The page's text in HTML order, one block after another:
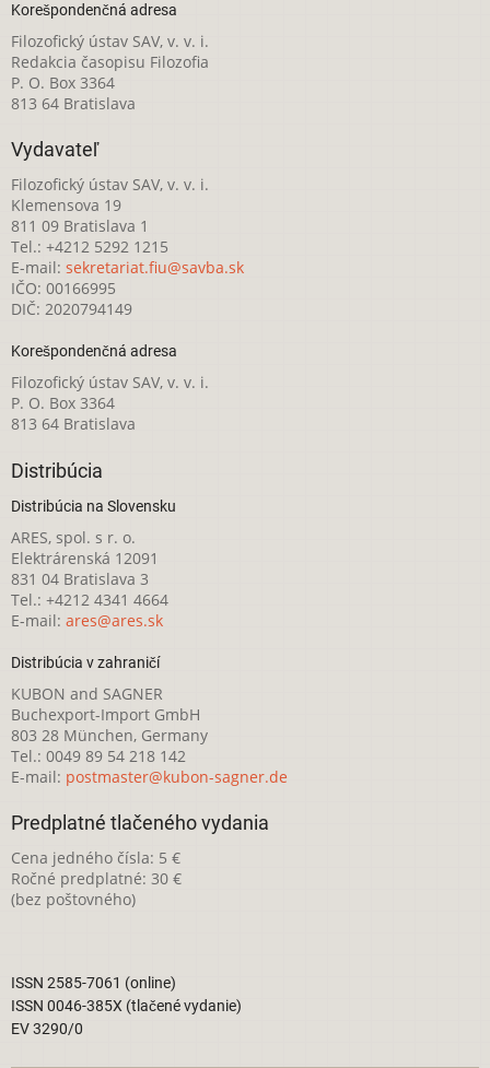
Korešpondenčná adresa
Filozofický ústav SAV, v. v. i.
Redakcia časopisu Filozofia
P. O. Box 3364
813 64 Bratislava
Vydavateľ
Filozofický ústav SAV, v. v. i.
Klemensova 19
811 09 Bratislava 1
Tel.: +4212 5292 1215
E-mail: sekretariat.fiu@savba.sk
IČO: 00166995
DIČ: 2020794149
Korešpondenčná adresa
Filozofický ústav SAV, v. v. i.
P. O. Box 3364
813 64 Bratislava
Distribúcia
Distribúcia na Slovensku
ARES, spol. s r. o.
Elektrárenská 12091
831 04 Bratislava 3
Tel.: +4212 4341 4664
E-mail: ares@ares.sk
Distribúcia v zahraničí
KUBON and SAGNER
Buchexport-Import GmbH
803 28 München, Germany
Tel.: 0049 89 54 218 142
E-mail: postmaster@kubon-sagner.de
Predplatné tlačeného vydania
Cena jedného čísla: 5 €
Ročné predplatné: 30 €
(bez poštovného)
ISSN 2585-7061 (online)
ISSN 0046-385X (tlačené vydanie)
EV 3290/0